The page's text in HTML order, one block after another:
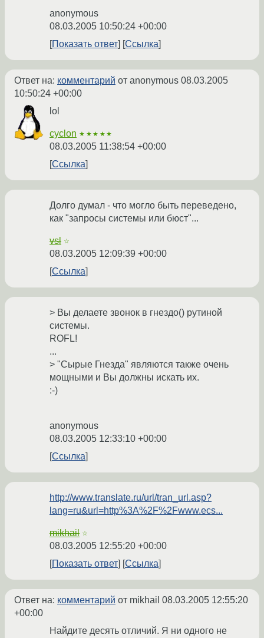
anonymous
08.03.2005 10:50:24 +00:00
Показать ответ
Ссылка
Ответ на: комментарий от anonymous 08.03.2005
10:50:24 +00:00
lol
cyclon ★★★★★
08.03.2005 11:38:54 +00:00
Ссылка
Долго думал - что могло быть переведено,
как "запросы системы или бюст"...
vsl ☆
08.03.2005 12:09:39 +00:00
Ссылка
> Вы делаете звонок в гнездо() рутиной
системы.
ROFL!
...
> "Сырые Гнезда" являются также очень
мощными и Вы должны искать их.
:-)
anonymous
08.03.2005 12:33:10 +00:00
Ссылка
http://www.translate.ru/url/tran_url.asp?
lang=ru&url=http%3A%2F%2Fwww.ecs...
mikhail ☆
08.03.2005 12:55:20 +00:00
Показать ответ
Ссылка
Ответ на: комментарий от mikhail 08.03.2005 12:55:20
+00:00
Найдите десять отличий. Я ни одного не